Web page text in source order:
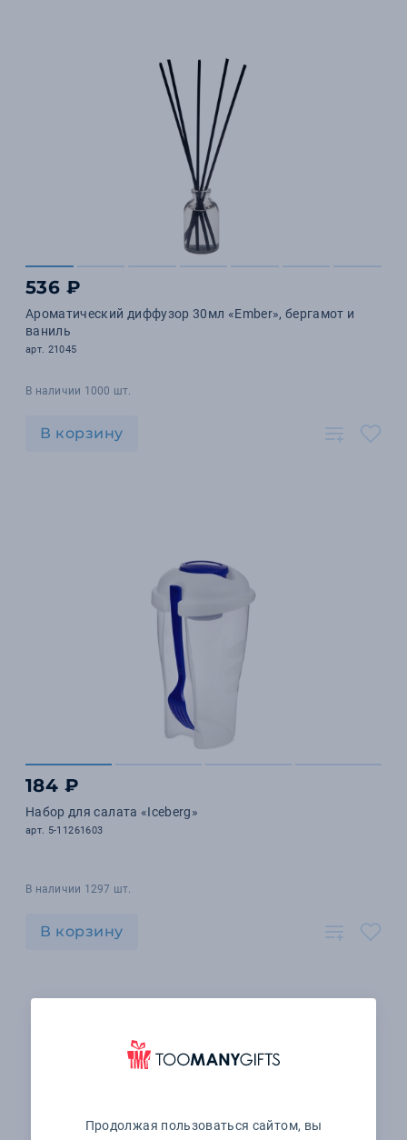
536 ₽
Ароматический диффузор 30мл «Ember», бергамот и
ваниль
арт. 21045
В наличии 1000 шт.
В корзину
184 ₽
Набор для салата «Iceberg»
арт. 5-11261603
В наличии 1297 шт.
В корзину
Продолжая пользоваться сайтом, вы